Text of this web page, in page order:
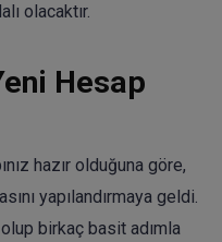
olacaktır.
Hesap
hazır olduğuna göre,
yapılandırmaya geldi.
birkaç basit adımla